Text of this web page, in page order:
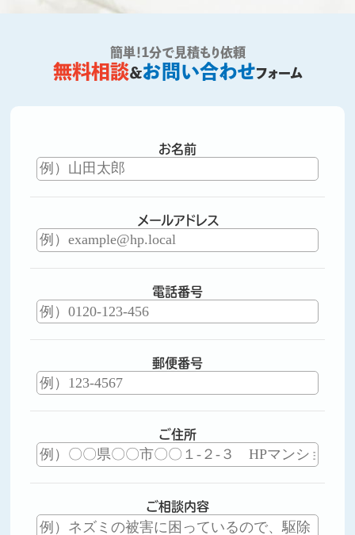
簡単！1分で見積もり依頼
無料相談＆お問い合わせフォーム
お名前
メールアドレス
電話番号
郵便番号
ご住所
ご相談内容